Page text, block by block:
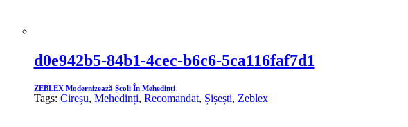
d0e942b5-84b1-4cec-b6c6-5ca116faf7d1
ZEBLEX Modernizează Școli În Mehedinți
Tags: Cireșu, Mehedinți, Recomandat, Șișești, Zeblex